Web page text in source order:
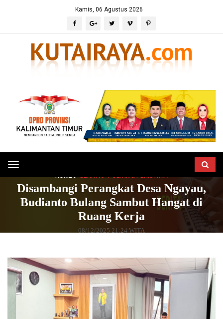
Kamis, 06 Agustus 2026
Toggle
navigation
Disambangi Perangkat Desa Ngayau,
Budianto Bulang Sambut Hangat di
Ruang Kerja
08/12/2025 21:24 WITA